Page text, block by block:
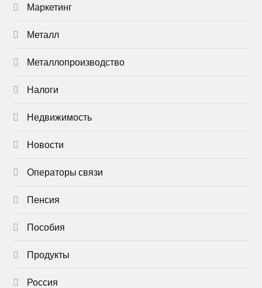
Маркетинг
Металл
Металлопроизводство
Налоги
Недвижимость
Новости
Операторы связи
Пенсия
Пособия
Продукты
Россия